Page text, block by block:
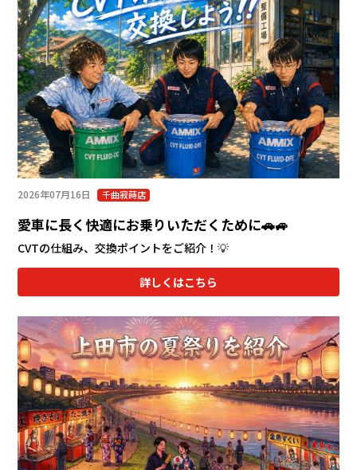
アフターサポート
会社情報
カタ
リコ
2026年07月16日 千曲寂蒔店
愛車に長く快適にお乗りいただくために🚗🚙
CVTの仕組み、交換ポイントをご紹介！💡
詳しくはこちら